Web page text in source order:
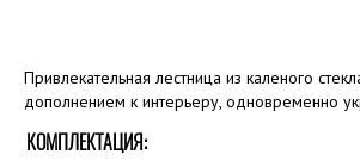
Привлекательная лестница из каленого
дополнением к интерьеру, одновременно
КОМПЛЕКТАЦИЯ: